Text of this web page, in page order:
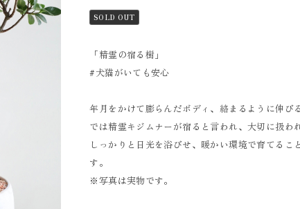
SOLD OUT
「精霊の宿る樹」
#犬猫がいても安心
年月をかけて膨らんだボディ、絡まるように伸び
では精霊キジムナーが宿ると言われ、大切に扱わ
しっかりと日光を浴びせ、暖かい環境で育てるこ
す。
※写真は実物です。